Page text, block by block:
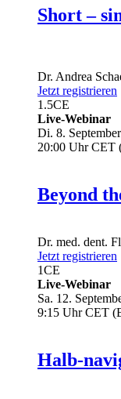
Short –
Dr. Andrea
Jetzt registrieren
1.5CE
Live-Webinar
Di. 8.
20:00 Uhr CET
Beyond
Dr. med. dent.
Jetzt registrieren
1CE
Live-Webinar
Sa. 12.
9:15 Uhr CET
Halb-